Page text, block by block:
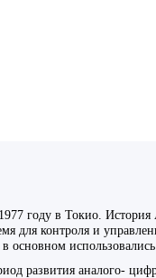
году в Токио. История
для контроля и
основном
развития аналого-